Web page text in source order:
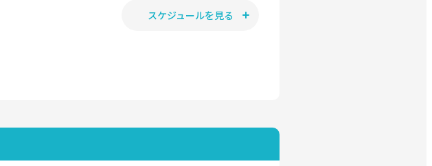
スケジュールを見る